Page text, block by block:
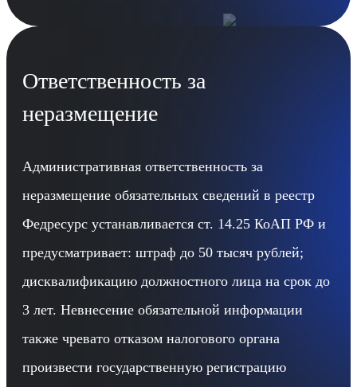
Ответственность за
неразмещение
Административная ответственность за
неразмещение обязательных сведений в реестр
Федресурс устанавливается ст. 14.25 КоАП РФ и
предусматривает: штраф до 50 тысяч рублей;
дисквалификацию должностного лица на срок до
3 лет. Невнесение обязательной информации
также чревато отказом налогового органа
произвести государственную регистрацию